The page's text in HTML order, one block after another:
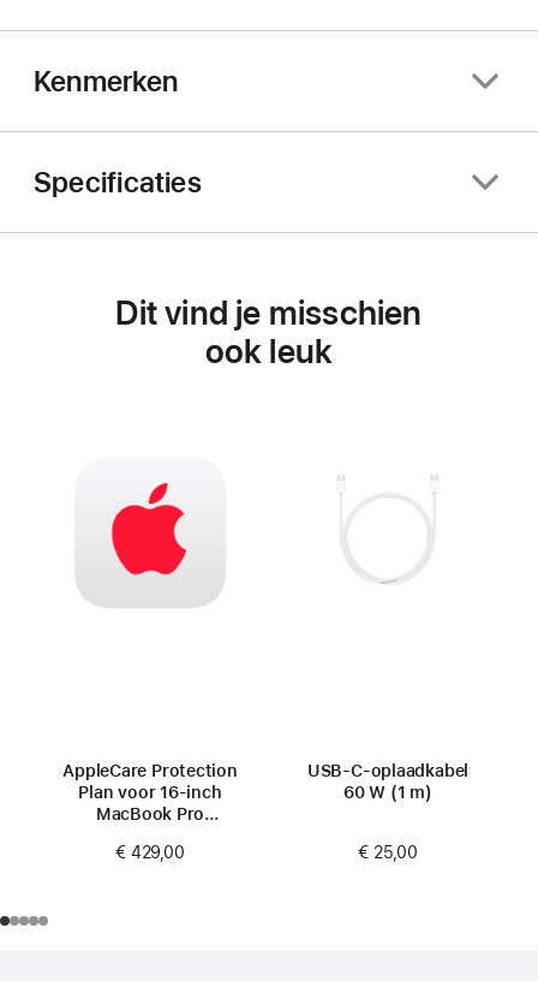
Kenmerken
Specificaties
Dit vind je misschien
ook leuk
AppleCare Protection
Plan voor 16‑inch
MacBook Pro
€ 429,00
USB‑C-oplaadkabel
60 W (1 m)
€ 25,00